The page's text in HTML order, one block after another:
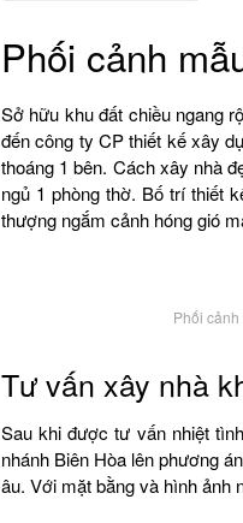
Phối cảnh
Sở hữu khu đất chiều ngang
đến công ty CP thiết kế xây
thoáng 1 bên. Cách xây nhà
ngủ 1 phòng thờ. Bố trí thiết
thượng ngắm cảnh hóng gió
Phối
Tư vấn xây nhà
Sau khi được tư vấn nhiệt
nhánh Biên Hòa lên phương
âu. Với mặt bằng và hình ảnh